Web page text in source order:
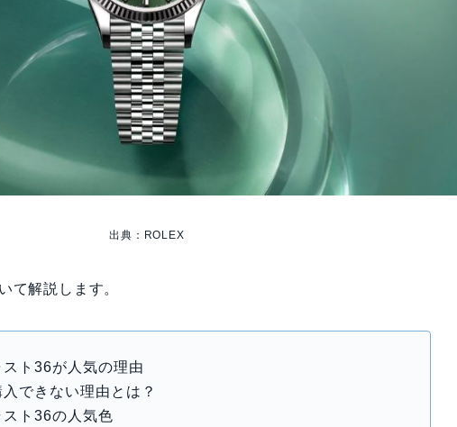
出典：ROLEX
て解説します。
ト36が人気の理由
できない理由とは？
スト36の人気色